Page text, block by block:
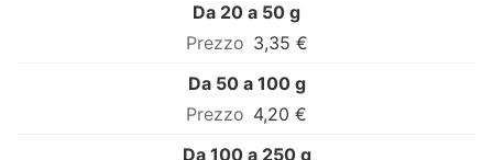
Da 20 a 50 g
3,35 €
Da 50 a 100 g
4,20 €
Da 100 a 250 g